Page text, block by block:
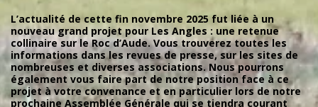
L’actualité de cette fin novembre 2025 fut liée à un
nouveau grand projet pour Les Angles : une retenue
collinaire sur le Roc d’Aude. Vous trouverez toutes les
informations dans les revues de presse, sur les sites de
nombreuses et diverses associations. Nous pourrons
également vous faire part de notre position face à ce
projet à votre convenance et en particulier lors de notre
prochaine Assemblée Générale qui se tiendra courant